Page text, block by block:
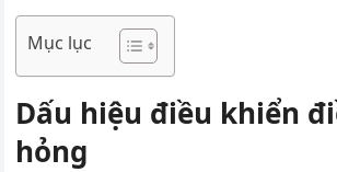
Mục lục
Dấu hiệu điều khiển
hỏng